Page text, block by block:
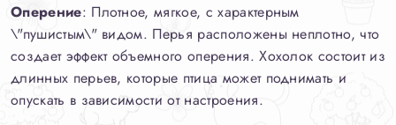
Оперение: Плотное, мягкое, с характерным
\"пушистым\" видом. Перья расположены неплотно, что
создает эффект объемного оперения. Хохолок состоит из
длинных перьев, которые птица может поднимать и
опускать в зависимости от настроения.